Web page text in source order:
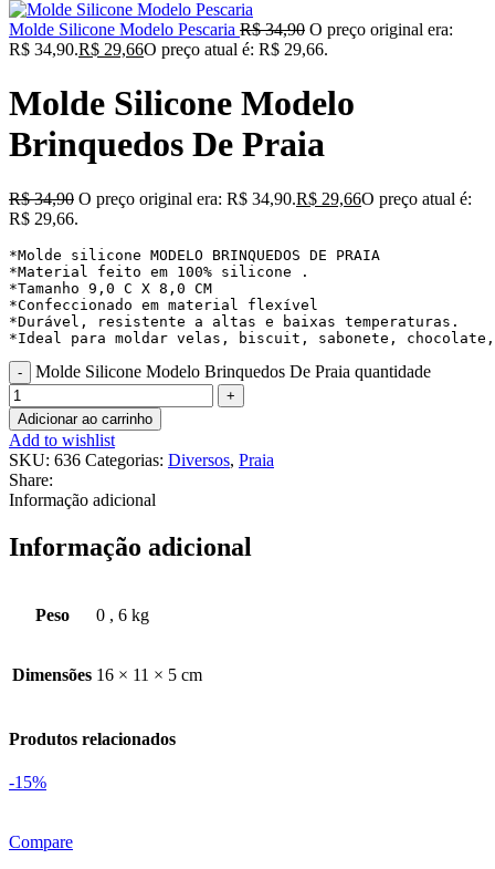
Molde Silicone Modelo Pescaria R$34,90 O preço original era:
R$ 34,90.R$ 29,66O preço atual é: R$ 29,66.
Molde Silicone Modelo
Brinquedos De Praia
R$34,90 O preço original era: R$ 34,90.R$ 29,66O preço atual é:
R$ 29,66.
*Molde silicone MODELO BRINQUEDOS DE PRAIA
*Material feito em 100% silicone .
*Tamanho 9,0 C X 8,0 CM
*Confeccionado em material flexível
*Durável, resistente a altas e baixas temperaturas.
*Ideal para moldar velas, biscuit, sabonete,
Molde Silicone Modelo Brinquedos De Praia quantidade
Adicionar ao carrinho
Add to wishlist
SKU: 636 Categorias: Diversos, Praia
Share:
Informação adicional
Informação adicional
Peso 0 , 6 kg
Dimensões 16 × 11 × 5 cm
Produtos relacionados
-15%
Compare